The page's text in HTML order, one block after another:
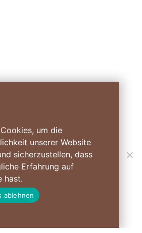
um die
unserer Website
sicherzustellen, dass
Erfahrung auf
hast.
ablehnen